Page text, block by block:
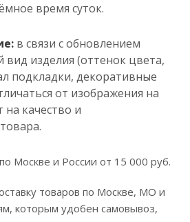
время суток.
в связи с обновлением
изделия (оттенок цвета,
подкладки, декоративные
от изображения на
на качество и
Москве и России от 15 000 руб.
товаров по Москве, МО и
которым удобен самовывоз,